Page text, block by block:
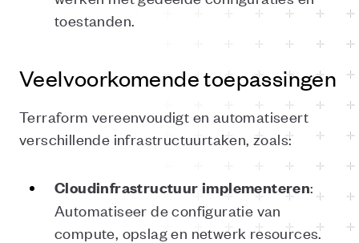
toestanden.
Veelvoorkomende toepassingen
Terraform vereenvoudigt en automatiseert
verschillende infrastructuurtaken, zoals:
Cloudinfrastructuur implementeren:
Automatiseer de configuratie van
compute, opslag en netwerk resources.